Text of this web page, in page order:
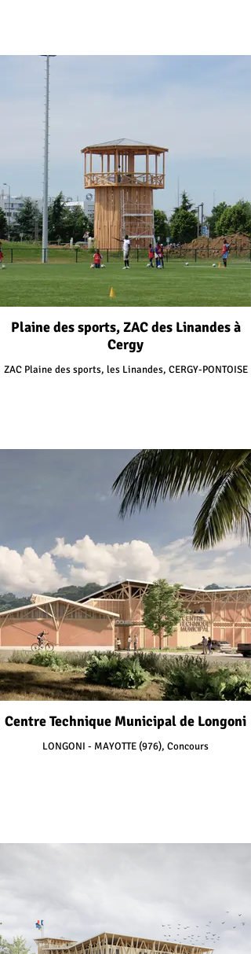
Plaine des sports, ZAC des Linandes à
Cergy
ZAC Plaine des sports, les Linandes, CERGY-PONTOISE
Centre Technique Municipal de Longoni
LONGONI - MAYOTTE (976), Concours